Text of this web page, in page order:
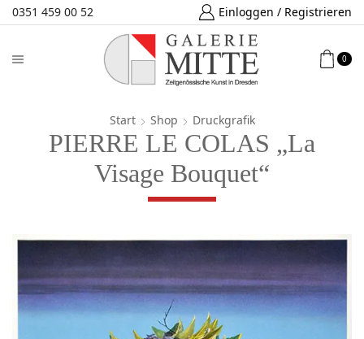
0351 459 00 52 Einloggen / Registrieren
0
Start Shop Druckgrafik
PIERRE LE COLAS „La
Visage Bouquet“